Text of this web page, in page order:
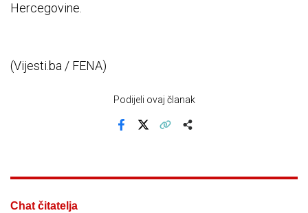
Hercegovine.
(Vijesti.ba / FENA)
Podijeli ovaj članak
Chat čitatelja